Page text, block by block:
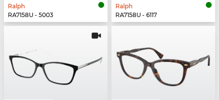
Ralph
RA7158U - 5003
Ralph
RA7158U - 6117